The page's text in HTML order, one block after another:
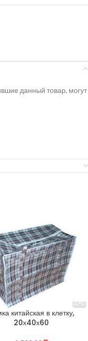
данный товар, могут
китайская в клетку,
20х40х60